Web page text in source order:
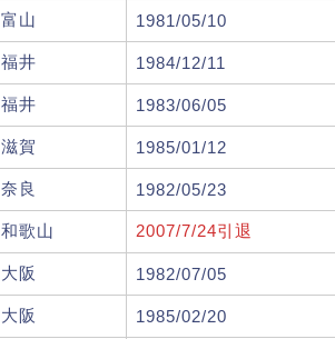
富山 1981/05/10
福井 1984/12/11
福井 1983/06/05
滋賀 1985/01/12
奈良 1982/05/23
和歌山 2007/7/24引退
大阪 1982/07/05
大阪 1985/02/20